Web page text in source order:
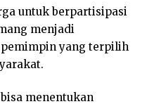
untuk berpartisipasi
menjadi
yang terpilih
menentukan